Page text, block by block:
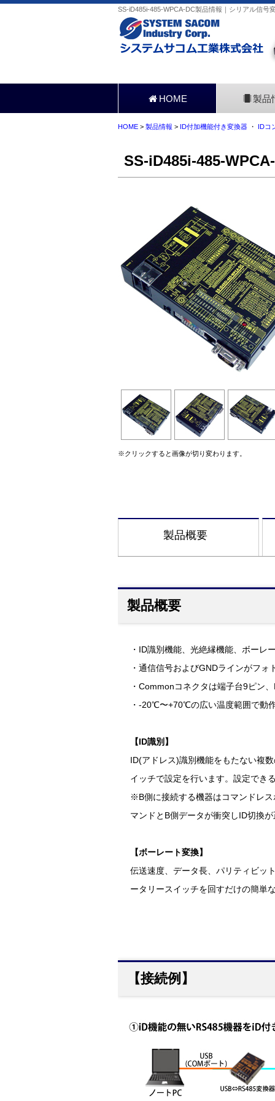
SS-iD485i-485-WPCA-DC製品情報｜シリアル信号
HOME 製品
HOME > 製品情報 > ID付加機能付き変換器 ・ IDコ
SS-iD485i-485-
※クリックすると画像が切り変わります。
製品概要
製品概要
・ID識別機能、光絶縁機能、ボーレ
・通信信号およびGNDラインがフ
・Commonコネクタは端子台9ピン
・-20℃〜+70℃の広い温度範囲で動
【ID識別】
ID(アドレス)識別機能をもたない複
イッチで設定を行います。設定でき
※B側に接続する機器はコマンドレ
マンドとB側データが衝突しID切換
【ボーレート変換】
伝送速度、データ長、パリティビッ
ータリースイッチを回すだけの簡単
【接続例】